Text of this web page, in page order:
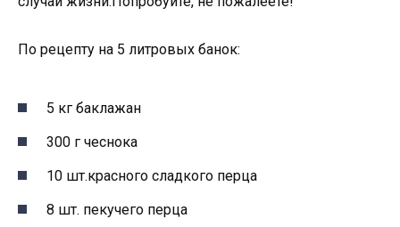
По рецепту на 5 литровых банок:
5 кг баклажан
300 г чеснока
10 шт.красного сладкого перца
8 шт. пекучего перца